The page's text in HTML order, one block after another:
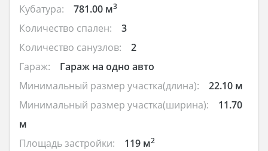
Кубатура: 781.00 м3
Количество спален:
3
Количество санузлов:
2
Гараж:
Гараж на одно авто
Минимальный размер участка(длина):
22.10 м
Минимальный размер участка(ширина):
11.70
м
Площадь застройки:
119 м2